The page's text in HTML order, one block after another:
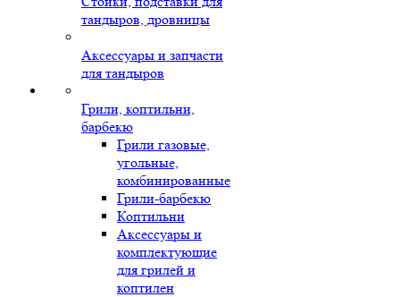
тандыров, дровницы
Аксессуары и запчасти
для тандыров
Грили, коптильни,
барбекю
Грили газовые,
угольные,
комбинированные
Грили-барбекю
Коптильни
Аксессуары и
комплектующие
для грилей и
коптилен